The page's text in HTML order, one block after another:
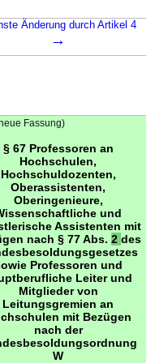
Änderung durch Artikel 4
→
Fassung)
§ 67 Professoren an
Hochschulen,
Hochschuldozenten,
Oberassistenten,
Oberingenieure,
und
Assistenten mit
nach § 77 Abs. 2 des
Professoren und
Leiter und
Mitglieder von
Leitungsgremien an
mit Bezügen
nach der
W